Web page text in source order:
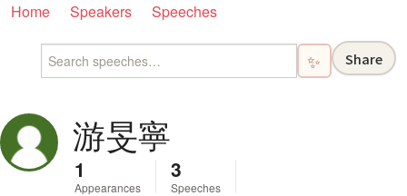
Home Speakers Speeches
✨ Share
游旻寧
1
Appearances
3
Speeches